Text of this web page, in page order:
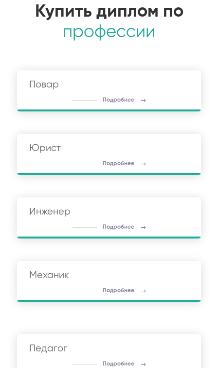
Купить диплом по
профессии
Повар
Подробнее
Юрист
Подробнее
Инженер
Подробнее
Механик
Подробнее
Педагог
Подробнее